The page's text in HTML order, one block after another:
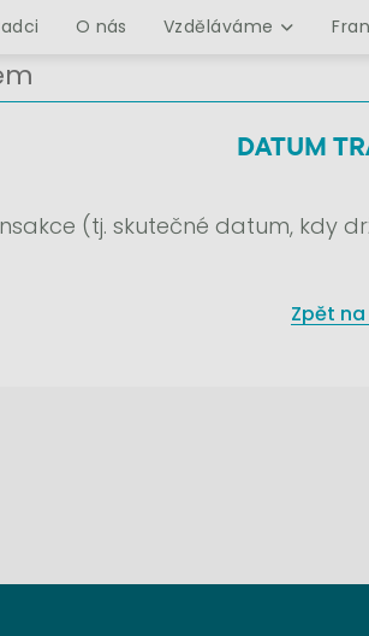
O nás Vzděláváme
DATUM
(tj. skutečné datum, kdy
Zpět